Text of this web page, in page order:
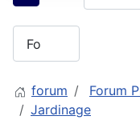
forum Forum
Jardinage